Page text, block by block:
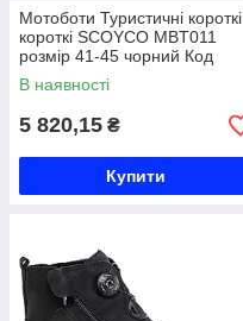
Мотоботи Туристичні короткі
короткі SCOYCO MBT011
розмір 41-45 чорний Код
MBT011
В наявності
5 820,15 ₴
Купити